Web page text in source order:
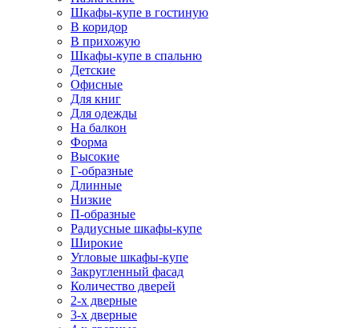
Шкафы-купе в гостиную
В коридор
В прихожую
Шкафы-купе в спальню
Детские
Офисные
Для книг
Для одежды
На балкон
Форма
Высокие
Г-образные
Длинные
Низкие
П-образные
Радиусные шкафы-купе
Широкие
Угловые шкафы-купе
Закругленный фасад
Количество дверей
2-х дверные
3-х дверные